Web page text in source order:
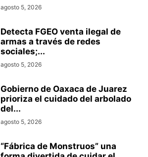
agosto 5, 2026
Detecta FGEO venta ilegal de
armas a través de redes
sociales;...
agosto 5, 2026
Gobierno de Oaxaca de Juarez
prioriza el cuidado del arbolado
del...
agosto 5, 2026
“Fábrica de Monstruos” una